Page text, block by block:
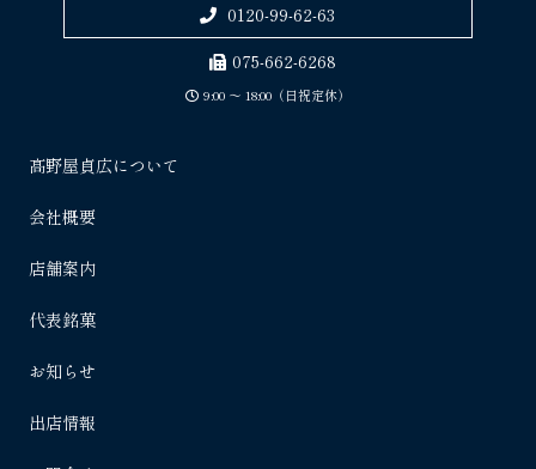
0120-99-62-63
075-662-6268
9:00 〜 18:00（日祝定休）
髙野屋貞広について
会社概要
店舗案内
代表銘菓
お知らせ
出店情報